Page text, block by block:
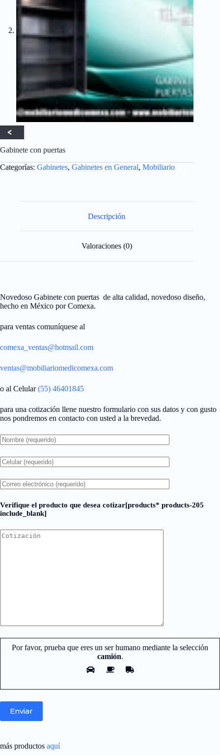
Gabinete con puertas
Categorías: Gabinetes, Gabinetes en General, Mobiliario
Descripción
Valoraciones (0)
Novedoso Gabinete con puertas de alta calidad, novedoso diseño,
hecho en México por Comexa.
para ventas comuníquese al
comexa_ventas@hotmail.com
ventas@mobiliariomedicomexa.com
o al Celular(55) 46401845
para una cotización llene nuestro formulario con sus datos y con gusto
nos pondremos en contacto con usted a la brevedad.
Verifique el producto que desea cotizar[products* products-205
include_blank]
Por favor, prueba que eres un ser humano mediante la selección
camión.
más productos aquí